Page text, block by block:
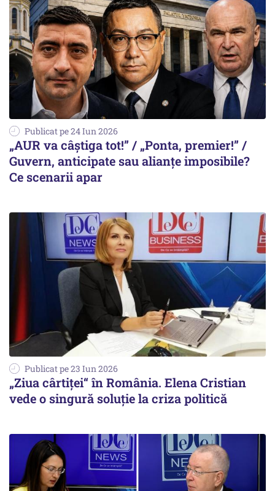
Publicat pe 24 Iun 2026
„AUR va câștiga tot!” / „Ponta, premier!” /
Guvern, anticipate sau alianțe imposibile?
Ce scenarii apar
Publicat pe 23 Iun 2026
„Ziua cârtiței“ în România. Elena Cristian
vede o singură soluție la criza politică